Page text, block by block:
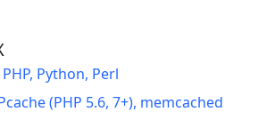
Python, Perl
(PHP 5.6, 7+), memcached